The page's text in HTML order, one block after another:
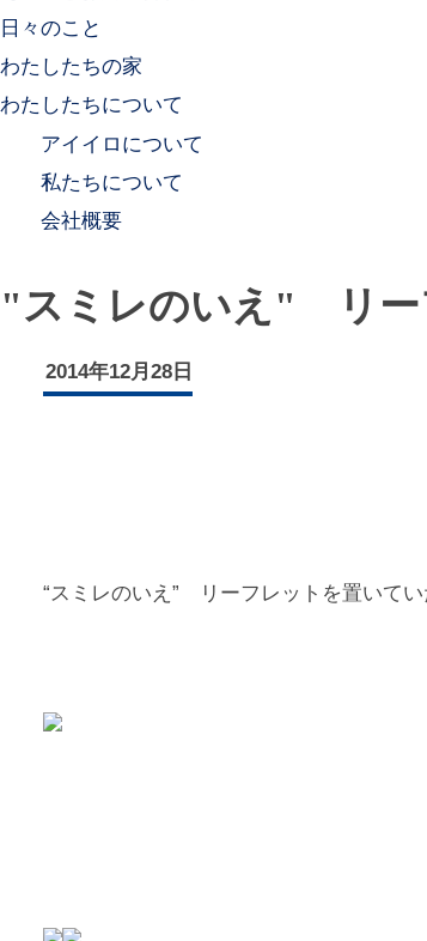
日々のこと
わたしたちの家
わたしたちについて
アイイロについて
私たちについて
会社概要
"スミレのいえ" リー
2014年12月28日
“スミレのいえ” リーフレットを置いて